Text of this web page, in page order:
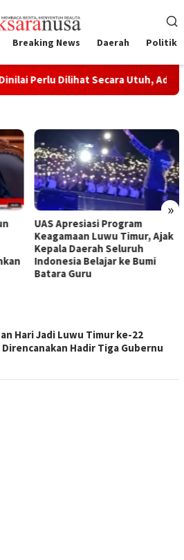
Breaking News Daerah Politik
Perlu Dilihat Secara Utuh,
»
UAS Apresiasi Program
Keagamaan Luwu Timur, Ajak
Kepala Daerah Seluruh
Indonesia Belajar ke Bumi
Batara Guru
Hari Jadi Luwu Timur ke-22
Hadir Tiga Gubernu